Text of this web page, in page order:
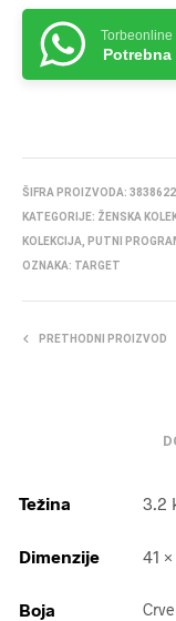
Torbeonline
ŠIFRA PROIZVODA:
KATEGORIJE: ŽENSKA
KOLEKCIJA
PUTNI
OZNAKA: TARGET
PRETHODNI PROIZVOD
Težina 3.2
Dimenzije 41
Boja